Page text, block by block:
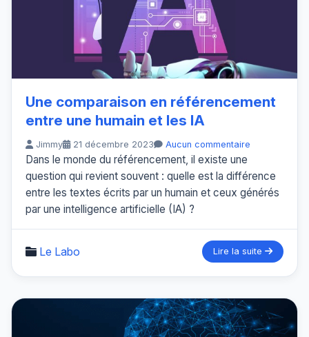
Une comparaison en référencement
entre une humain et les IA
Jimmy 21 décembre 2023 Aucun commentaire
Dans le monde du référencement, il existe une
question qui revient souvent : quelle est la différence
entre les textes écrits par un humain et ceux générés
par une intelligence artificielle (IA) ?
Le Labo Lire la suite